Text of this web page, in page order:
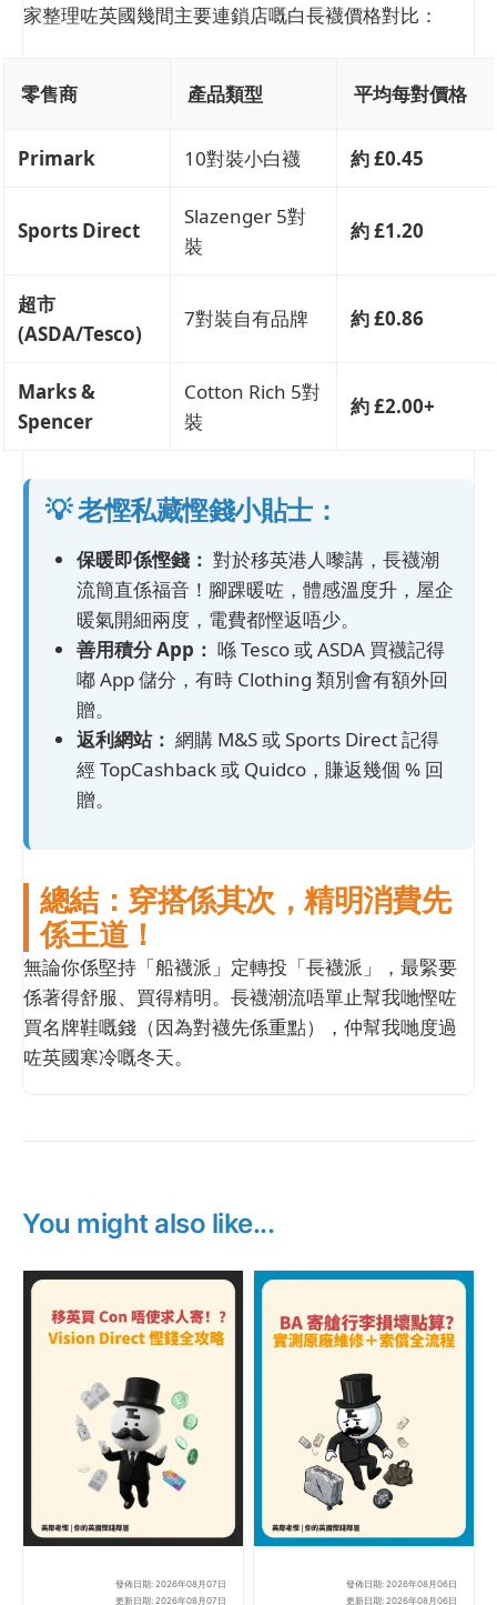
家整理咗英國幾間主要連鎖店嘅白長襪價格對比：
零售商 產品類型 平均每對價格
Primark 10對裝小白襪 約 £0.45
Sports Direct
Slazenger 5對
裝
約 £1.20
超市
(ASDA/Tesco)
7對裝自有品牌 約 £0.86
Marks &
Spencer
Cotton Rich 5對
裝
約 £2.00+
💡 老慳私藏慳錢小貼士：
保暖即係慳錢： 對於移英港人嚟講，長襪潮
流簡直係福音！腳踝暖咗，體感溫度升，屋企
暖氣開細兩度，電費都慳返唔少。
善用積分 App： 喺 Tesco 或 ASDA 買襪記得
嘟 App 儲分，有時 Clothing 類別會有額外回
贈。
返利網站： 網購 M&S 或 Sports Direct 記得
經 TopCashback 或 Quidco，賺返幾個 % 回
贈。
總結：穿搭係其次，精明消費先
係王道！
無論你係堅持「船襪派」定轉投「長襪派」，最緊要
係著得舒服、買得精明。長襪潮流唔單止幫我哋慳咗
買名牌鞋嘅錢（因為對襪先係重點），仲幫我哋度過
咗英國寒冷嘅冬天。
You might also like...
【英國買隱形眼鏡攻
發佈日期: 2026年08月07日
更新日期: 2026年08月07日
發佈日期: 2026年08月06日
更新日期: 2026年08月06日